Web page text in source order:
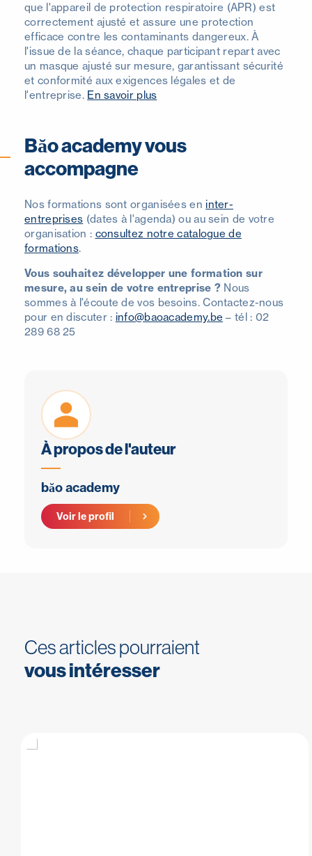
que l'appareil de protection respiratoire (APR) est
correctement ajusté et assure une protection
efficace contre les contaminants dangereux. À
l'issue de la séance, chaque participant repart avec
un masque ajusté sur mesure, garantissant sécurité
et conformité aux exigences légales et de
l'entreprise. En savoir plus
Băo academy vous
accompagne
Nos formations sont organisées en inter-
entreprises (dates à l'agenda) ou au sein de votre
organisation : consultez notre catalogue de
formations.
Vous souhaitez développer une formation sur
mesure, au sein de votre entreprise ? Nous
sommes à l'écoute de vos besoins. Contactez-nous
pour en discuter : info@baoacademy.be – tél : 02
289 68 25
À propos de l'auteur
băo academy
Voir le profil
Ces articles pourraient
vous intéresser